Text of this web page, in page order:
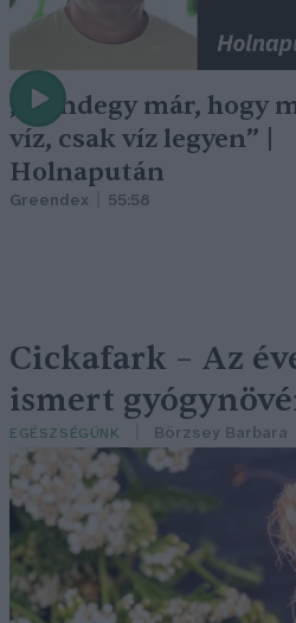
„Mindegy már, hogy
víz, csak víz legyen” |
Holnapután
Greendex 55:58
Cickafark – Az
ismert
EGÉSZSÉGÜNK Börzsey Barbara